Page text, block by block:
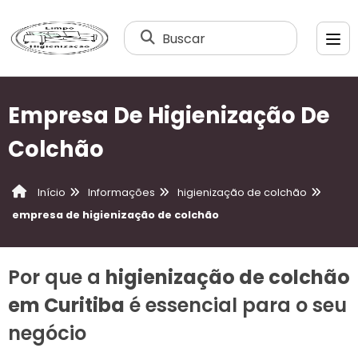
Buscar
Empresa De Higienização De
Colchão
Início Informações
higienização de colchão
empresa de higienização de colchão
Por que a higienização de colchão
em Curitiba é essencial para o seu
negócio